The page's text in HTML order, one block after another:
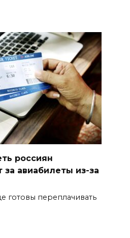
россиян
за авиабилеты из-за
готовы переплачивать